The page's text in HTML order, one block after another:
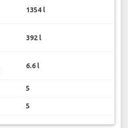
1354 l
392 l
6.6 l
5
5